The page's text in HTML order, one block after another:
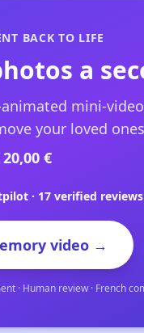
BACK TO LIFE
a
mini-
your loved
€
· 17 verified reviews
video →
· Human review · French